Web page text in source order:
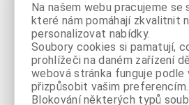
Noční
Na našem webu pracujeme se
které nám pomáhají zkvalitnit
personalizovat nabídky.
Soubory cookies si pamatují,
prohlížeči na daném zařízení
webová stránka funguje podle
přizpůsobit vašim preferencím.
Blokování některých typů